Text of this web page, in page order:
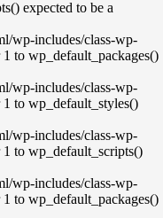
expected to be a
wp-includes/class-wp-
to wp_default_packages()
wp-includes/class-wp-
to wp_default_styles()
wp-includes/class-wp-
to wp_default_scripts()
wp-includes/class-wp-
to wp_default_packages()